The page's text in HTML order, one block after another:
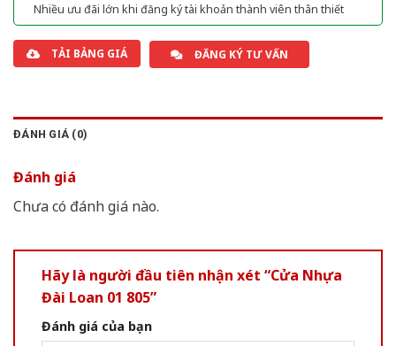
Nhiều ưu đãi lớn khi đăng ký tài khoản thành viên thân thiết
TẢI BẢNG GIÁ ĐĂNG KÝ TƯ VẤN
ĐÁNH GIÁ (0)
Đánh giá
Chưa có đánh giá nào.
Hãy là người đầu tiên nhận xét “Cửa Nhựa
Đài Loan 01 805”
Đánh giá của bạn